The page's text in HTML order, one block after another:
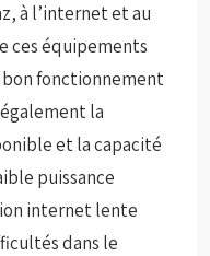
à l’internet et au
ces équipements
fonctionnement
la
et la capacité
puissance
internet lente
dans le